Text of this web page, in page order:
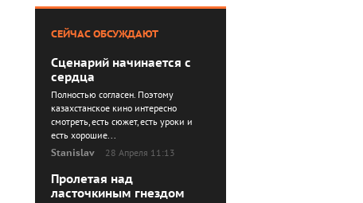
СЕЙЧАС ОБСУЖДАЮТ
Сценарий начинается с
сердца
Полностью согласен. Поэтому
казахстанское кино интересно
смотреть, есть сюжет, есть уроки и
есть хорошие...
Stanislav
28 Апреля 11:13
Пролетая над
ласточкиным гнездом